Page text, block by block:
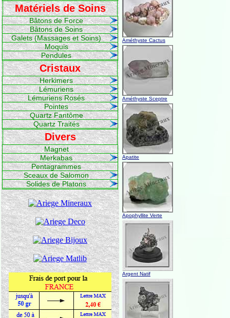
Matériels de Soins
Bâtons de Force
Bâtons de Soins
Galets (Massages et Soins)
Moquis
Pendules
Cristaux
Herkimers
Lémuriens
Lémuriens Rosés
Pointes
Quartz Fantôme
Quartz Traités
Divers
Magnet
Merkabas
Pentagrammes
Sceaux de Salomon
Solides de Platons
Améthyste Cactus
Améthyste Sceptre
Apatite
Apophyllite Verte
Argent Natif